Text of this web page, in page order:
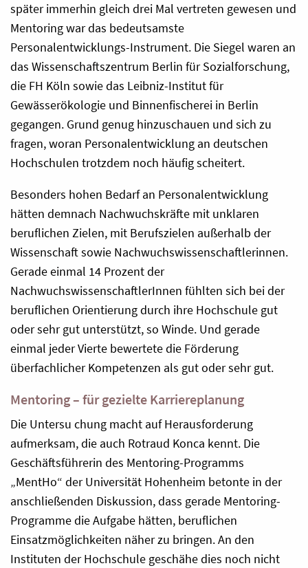
später immerhin gleich drei Mal vertreten gewesen und
Mentoring war das bedeutsamste
Personalentwicklungs-Instrument. Die Siegel waren an
das Wissenschaftszentrum Berlin für Sozialforschung,
die FH Köln sowie das Leibniz-Institut für
Gewässerökologie und Binnenfischerei in Berlin
gegangen. Grund genug hinzuschauen und sich zu
fragen, woran Personalentwicklung an deutschen
Hochschulen trotzdem noch häufig scheitert.
Besonders hohen Bedarf an Personalentwicklung
hätten demnach Nachwuchskräfte mit unklaren
beruflichen Zielen, mit Berufszielen außerhalb der
Wissenschaft sowie Nachwuchswissenschaftlerinnen.
Gerade einmal 14 Prozent der
NachwuchswissenschaftlerInnen fühlten sich bei der
beruflichen Orientierung durch ihre Hochschule gut
oder sehr gut unterstützt, so Winde. Und gerade
einmal jeder Vierte bewertete die Förderung
überfachlicher Kompetenzen als gut oder sehr gut.
Mentoring – für gezielte Karriereplanung
Die Untersu chung macht auf Herausforderung
aufmerksam, die auch Rotraud Konca kennt. Die
Geschäftsführerin des Mentoring-Programms
„MentHo“ der Universität Hohenheim betonte in der
anschließenden Diskussion, dass gerade Mentoring-
Programme die Aufgabe hätten, beruflichen
Einsatzmöglichkeiten näher zu bringen. An den
Instituten der Hochschule geschähe dies noch nicht